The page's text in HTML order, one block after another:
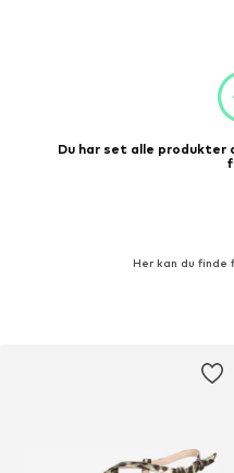
Du har set alle produkter
Her kan du finde